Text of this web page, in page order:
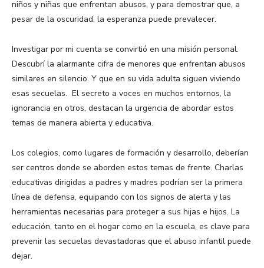
niños y niñas que enfrentan abusos, y para demostrar que, a
pesar de la oscuridad, la esperanza puede prevalecer.
Investigar por mi cuenta se convirtió en una misión personal.
Descubrí la alarmante cifra de menores que enfrentan abusos
similares en silencio. Y que en su vida adulta siguen viviendo
esas secuelas. El secreto a voces en muchos entornos, la
ignorancia en otros, destacan la urgencia de abordar estos
temas de manera abierta y educativa.
Los colegios, como lugares de formación y desarrollo, deberían
ser centros donde se aborden estos temas de frente. Charlas
educativas dirigidas a padres y madres podrían ser la primera
línea de defensa, equipando con los signos de alerta y las
herramientas necesarias para proteger a sus hijas e hijos. La
educación, tanto en el hogar como en la escuela, es clave para
prevenir las secuelas devastadoras que el abuso infantil puede
dejar.